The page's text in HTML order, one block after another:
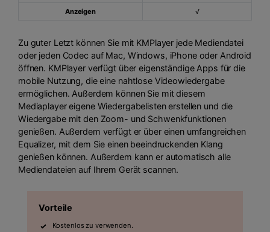
Anzeigen √
Zu guter Letzt können Sie mit KMPlayer jede Mediendatei
oder jeden Codec auf Mac, Windows, iPhone oder Android
öffnen. KMPlayer verfügt über eigenständige Apps für die
mobile Nutzung, die eine nahtlose Videowiedergabe
ermöglichen. Außerdem können Sie mit diesem
Mediaplayer eigene Wiedergabelisten erstellen und die
Wiedergabe mit den Zoom- und Schwenkfunktionen
genießen. Außerdem verfügt er über einen umfangreichen
Equalizer, mit dem Sie einen beeindruckenden Klang
genießen können. Außerdem kann er automatisch alle
Mediendateien auf Ihrem Gerät scannen.
Vorteile
Kostenlos zu verwenden.